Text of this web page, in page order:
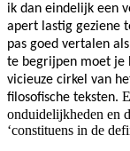
ik dan eindelijk een
apert lastig geziene
pas goed vertalen
te begrijpen moet je
vicieuze cirkel van
filosofische teksten.
onduidelijkheden en
‘constituens in de